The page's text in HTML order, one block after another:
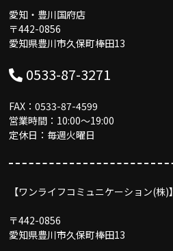
愛知・豊川国府店
〒442-0856
愛知県豊川市久保町棒田13
0533-87-3271
FAX：0533-87-4599
営業時間：10:00〜19:00
定休日：毎週火曜日
【ワンライフコミュニケーション(株)】
〒442-0856
愛知県豊川市久保町棒田13